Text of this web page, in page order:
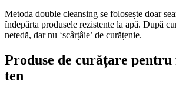
Metoda double cleansing se folosește doar
îndepărta produsele rezistente la apă. După
netedă, dar nu ‘scârțâie’ de curățenie.
Produse de curățare
ten